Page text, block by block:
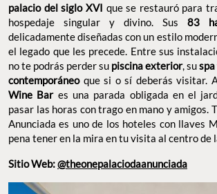
palacio del siglo XVI que se restauró para
hospedaje singular y divino. Sus 83
delicadamente diseñadas con un estilo
el legado que les precede. Entre sus
no te podrás perder su piscina exterior, suspa
contemporáneo que si o sí deberás visitar.
Wine Bares una parada obligada en el
pasar las horas con trago en mano y amigos.
Anunciada es uno de los hoteles con llaves
pena tener en la mira en tu visita al centro de
Sitio Web:@theonepalaciodaanunciada